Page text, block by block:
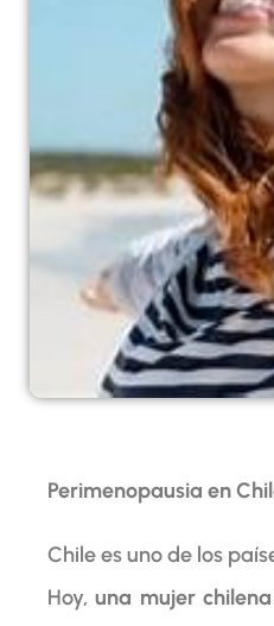
Perimenopausia en
Chile es uno de los
Hoy,una mujer